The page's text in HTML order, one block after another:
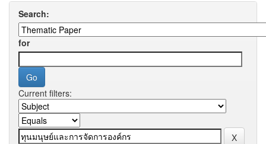
Search:
for
Current filters: